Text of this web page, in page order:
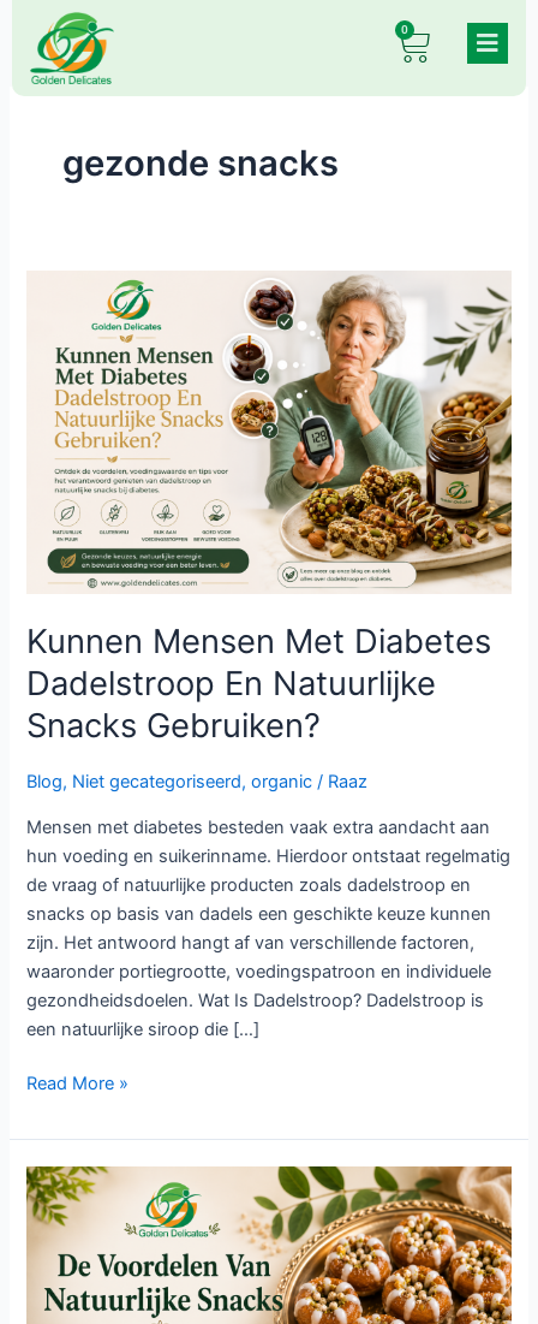
content
0
Cart
gezonde snacks
Kunnen Mensen Met Diabetes
Dadelstroop En Natuurlijke
Snacks Gebruiken?
Blog, Niet gecategoriseerd,organic / Raaz
Mensen met diabetes besteden vaak extra aandacht aan
hun voeding en suikerinname. Hierdoor ontstaat regelmatig
de vraag of natuurlijke producten zoals dadelstroop en
snacks op basis van dadels een geschikte keuze kunnen
zijn. Het antwoord hangt af van verschillende factoren,
waaronder portiegrootte, voedingspatroon en individuele
gezondheidsdoelen. Wat Is Dadelstroop? Dadelstroop is
een natuurlijke siroop die […]
Diabetes
Dadelstroop
Natuurlijke
Snacks
Gebruiken?
Read More »
De
Voordelen
Natuurlijke
Snacks